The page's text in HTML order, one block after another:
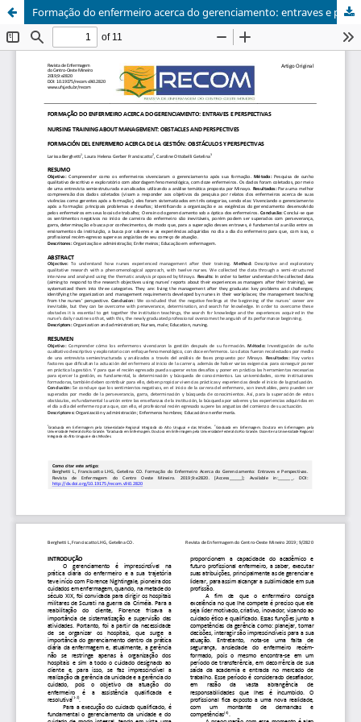
Formação do enfermeiro acerca do gerenciamento: entraves e perspectivas